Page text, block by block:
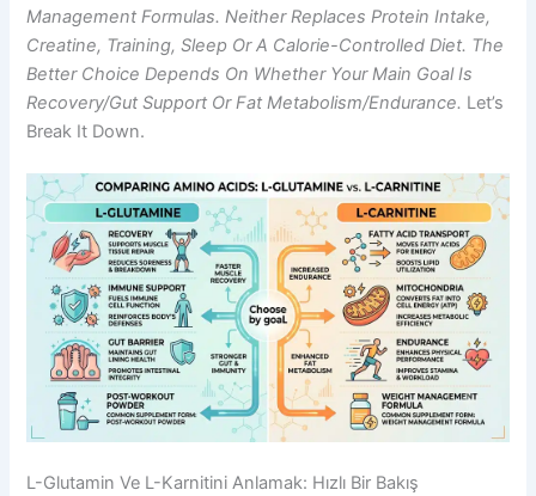
Management Formulas. Neither Replaces Protein Intake,
Creatine, Training, Sleep Or A Calorie-Controlled Diet. The
Better Choice Depends On Whether Your Main Goal Is
Recovery/gut Support Or Fat Metabolism/endurance. Let’s
Break It Down.
L-Glutamin Ve L-Karnitini Anlamak: Hızlı Bir Bakış